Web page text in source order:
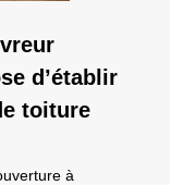
d’établir
toiture
à